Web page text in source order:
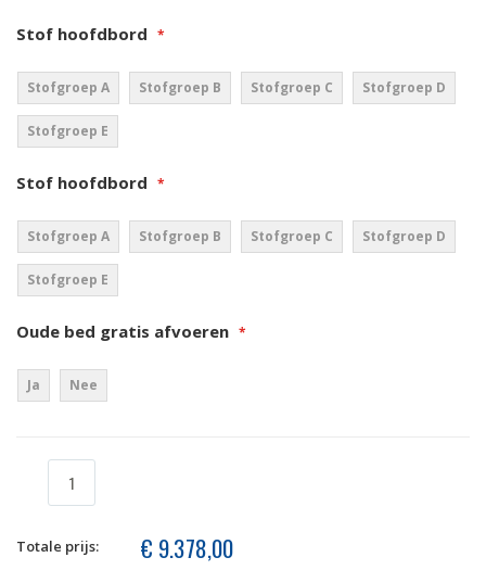
Stof hoofdbord
Stofgroep A Stofgroep B Stofgroep C Stofgroep D
Stofgroep E
Stof hoofdbord
Stofgroep A Stofgroep B Stofgroep C Stofgroep D
Stofgroep E
Oude bed gratis afvoeren
Ja Nee
Totale prijs: € 9.378,00